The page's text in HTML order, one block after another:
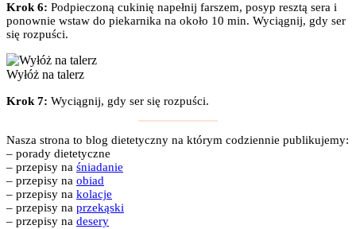
Krok 6: Podpieczoną cukinię napełnij farszem, posyp resztą sera i
ponownie wstaw do piekarnika na około 10 min. Wyciągnij, gdy ser
się rozpuści.
Wyłóż na talerz
Krok 7: Wyciągnij, gdy ser się rozpuści.
Nasza strona to blog dietetyczny na którym codziennie publikujemy:
– porady dietetyczne
– przepisy na śniadanie
– przepisy na obiad
– przepisy na kolacje
– przepisy na przekąski
– przepisy na desery